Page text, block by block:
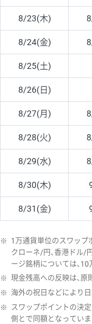
8/23(木)
8/24(金)
8/25(土)
8/26(日)
8/27(月)
8/28(火)
8/29(水)
8/30(木)
8/31(金)
※ 1万通貨単位のスワップ
クローネ/円、香港ドル/
ージ銘柄については、10
※ 現金残高への反映は、原
※ 海外の祝日などにより
※ スワップポイントの決
側とで同額となっていま